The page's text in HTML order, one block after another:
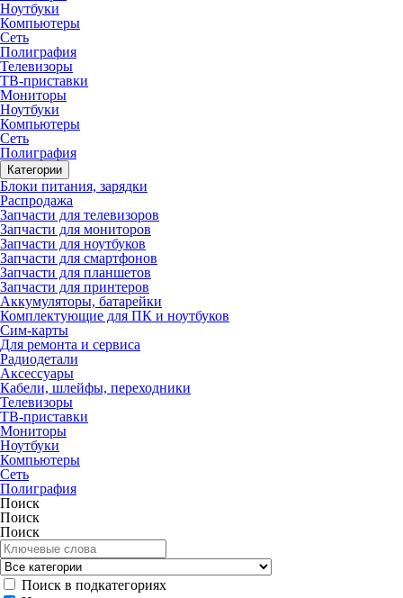
Ноутбуки
Компьютеры
Сеть
Полиграфия
Телевизоры
ТВ-приставки
Мониторы
Ноутбуки
Компьютеры
Сеть
Полиграфия
Категории
Блоки питания, зарядки
Распродажа
Запчасти для телевизоров
Запчасти для мониторов
Запчасти для ноутбуков
Запчасти для смартфонов
Запчасти для планшетов
Запчасти для принтеров
Аккумуляторы, батарейки
Комплектующие для ПК и ноутбуков
Сим-карты
Для ремонта и сервиса
Радиодетали
Аксессуары
Кабели, шлейфы, переходники
Телевизоры
ТВ-приставки
Мониторы
Ноутбуки
Компьютеры
Сеть
Полиграфия
Поиск
Поиск
Поиск
Поиск в подкатегориях